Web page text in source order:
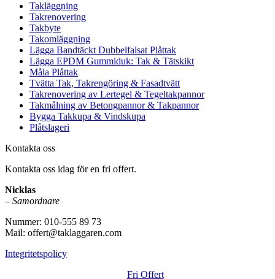
Takläggning
Takrenovering
Takbyte
Takomläggning
Lägga Bandtäckt Dubbelfalsat Plåttak
Lägga EPDM Gummiduk: Tak & Tätskikt
Måla Plåttak
Tvätta Tak, Takrengöring & Fasadtvätt
Takrenovering av Lertegel & Tegeltakpannor
Takmålning av Betongpannor & Takpannor
Bygga Takkupa & Vindskupa
Plåtslageri
Kontakta oss
Kontakta oss idag för en fri offert.
Nicklas
– Samordnare
Nummer: 010-555 89 73
Mail: offert@taklaggaren.com
Integritetspolicy
Fri Offert